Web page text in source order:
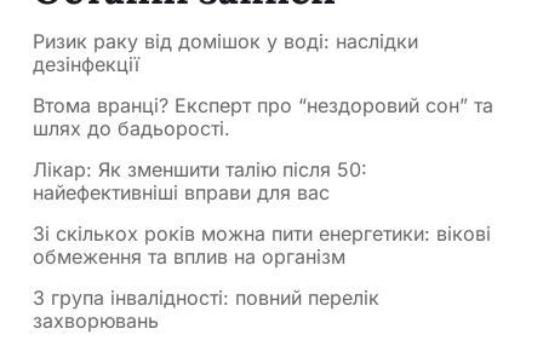
Ризик раку від домішок у воді: наслідки
дезінфекції
Втома вранці? Експерт про “нездоровий сон” та
шлях до бадьорості.
Лікар: Як зменшити талію після 50:
найефективніші вправи для вас
Зі скількох років можна пити енергетики: вікові
обмеження та вплив на організм
3 група інвалідності: повний перелік
захворювань